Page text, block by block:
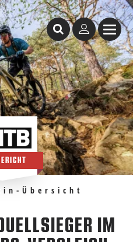
Vergleich
Übersicht
IM